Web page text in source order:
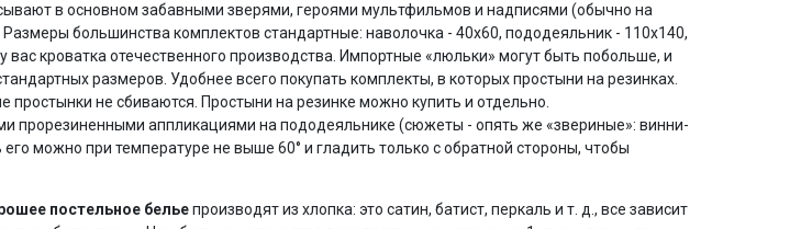
в основном забавными зверями, героями мультфильмов и надписями (обычно на
большинства комплектов стандартные: наволочка - 40х60, пододеяльник - 110х140,
вас кроватка отечественного производства. Импортные «люльки» могут быть побольше, и
размеров. Удобнее всего покупать комплекты, в которых простыни на резинках.
не сбиваются. Простыни на резинке можно купить и отдельно.
прорезиненными аппликациями на пододеяльнике (сюжеты - опять же «звериные»: винни-
можно при температуре не выше 60° и гладить только с обратной стороны, чтобы
постельное бельепроизводят из хлопка: это сатин, батист, перкаль и т. д., все зависит